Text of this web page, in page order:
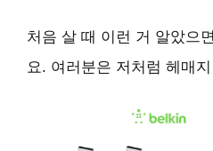
처음 살 때 이런 거 알았으
요. 여러분은 저처럼 헤매